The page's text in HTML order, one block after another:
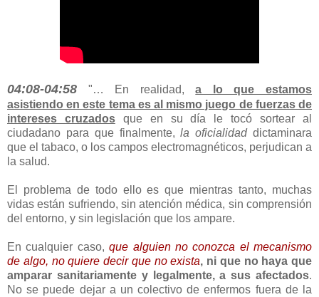
04:08-04:58 "… En realidad,a lo que estamos
asistiendo en este tema es al mismo juego de fuerzas de
intereses cruzadosque en su día le tocó sortear al
ciudadano para que finalmente,la oficialidaddictaminara
que el tabaco, o los campos electromagnéticos, perjudican a
la salud.
El problema de todo ello es que mientras tanto, muchas
vidas están sufriendo, sin atención médica, sin comprensión
del entorno, y sin legislación que los ampare.
En cualquier caso,que alguien no conozca el mecanismo
de algo, no quiere decir que no exista, ni que no haya que
amparar sanitariamente y legalmente, a sus afectados.
No se puede dejar a un colectivo de enfermos fuera de la